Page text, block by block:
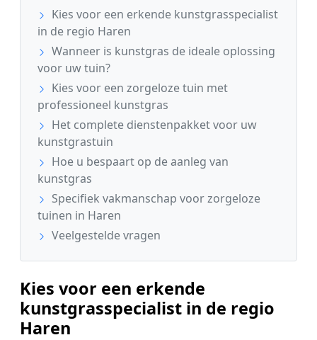
Kies voor een erkende kunstgrasspecialist
in de regio Haren
Wanneer is kunstgras de ideale oplossing
voor uw tuin?
Kies voor een zorgeloze tuin met
professioneel kunstgras
Het complete dienstenpakket voor uw
kunstgrastuin
Hoe u bespaart op de aanleg van
kunstgras
Specifiek vakmanschap voor zorgeloze
tuinen in Haren
Veelgestelde vragen
Kies voor een erkende
kunstgrasspecialist in de regio
Haren